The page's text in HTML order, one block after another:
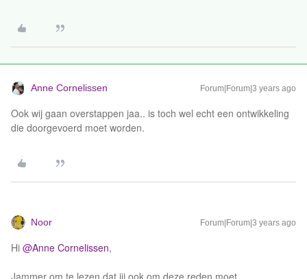
Anne Cornelissen Forum|Forum|3 years ago
Ook wij gaan overstappen jaa.. is toch wel echt een ontwikkeling
die doorgevoerd moet worden.
Noor Forum|Forum|3 years ago
Hi @Anne Cornelissen,
Jammer om te lezen dat jij ook om deze reden moet